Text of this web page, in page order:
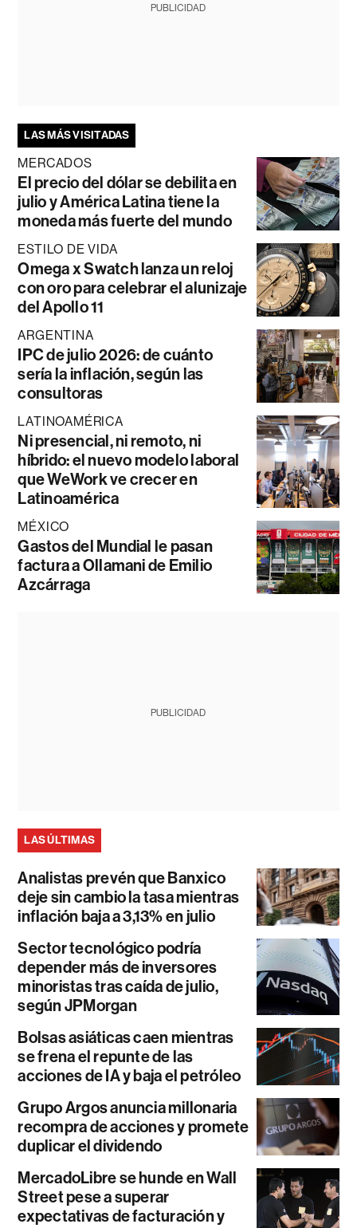
PUBLICIDAD
LAS MÁS VISITADAS
MERCADOS
El precio del dólar se debilita en
julio y América Latina tiene la
moneda más fuerte del mundo
ESTILO DE VIDA
Omega x Swatch lanza un reloj
con oro para celebrar el alunizaje
del Apollo 11
ARGENTINA
IPC de julio 2026: de cuánto
sería la inflación, según las
consultoras
LATINOAMÉRICA
Ni presencial, ni remoto, ni
híbrido: el nuevo modelo laboral
que WeWork ve crecer en
Latinoamérica
MÉXICO
Gastos del Mundial le pasan
factura a Ollamani de Emilio
Azcárraga
PUBLICIDAD
LAS ÚLTIMAS
Analistas prevén que Banxico
deje sin cambio la tasa mientras
inflación baja a 3,13% en julio
Sector tecnológico podría
depender más de inversores
minoristas tras caída de julio,
según JPMorgan
Bolsas asiáticas caen mientras
se frena el repunte de las
acciones de IA y baja el petróleo
Grupo Argos anuncia millonaria
recompra de acciones y promete
duplicar el dividendo
MercadoLibre se hunde en Wall
Street pese a superar
expectativas de facturación y